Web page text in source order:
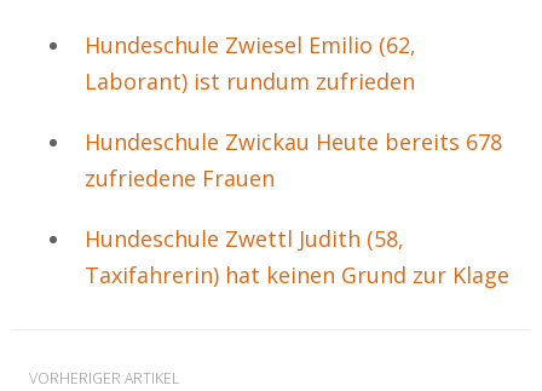
Hundeschule Zwiesel Emilio (62,
Laborant) ist rundum zufrieden
Hundeschule Zwickau Heute bereits 678
zufriedene Frauen
Hundeschule Zwettl Judith (58,
Taxifahrerin) hat keinen Grund zur Klage
VORHERIGER ARTIKEL